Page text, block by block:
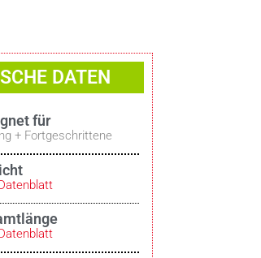
DATEN
für
+ Fortgeschrittene